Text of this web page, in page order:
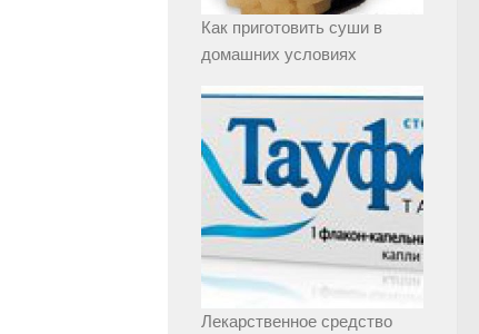
Как приготовить суши в
домашних условиях
Лекарственное средство